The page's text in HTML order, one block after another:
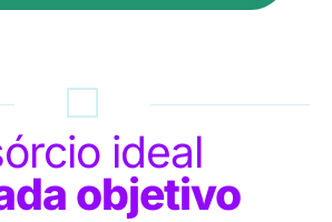
ideal
objetivo